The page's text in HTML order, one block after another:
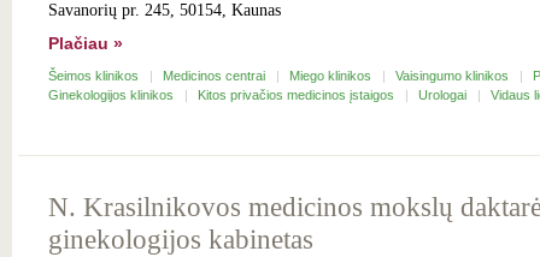
Savanorių pr. 245, 50154, Kaunas
Plačiau »
Šeimos klinikos Medicinos centrai Miego klinikos Vaisingumo klinikos
Ginekologijos klinikos
Kitos privačios medicinos įstaigos Urologai Vidaus
N. Krasilnikovos medicinos mokslų
ginekologijos kabinetas